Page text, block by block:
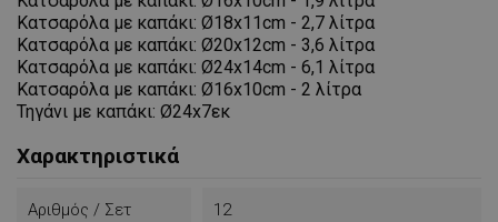
Κατσαρόλα με καπάκι: Ø18x11cm - 2,7 λίτρα
Κατσαρόλα με καπάκι: Ø20x12cm - 3,6 λίτρα
Κατσαρόλα με καπάκι: Ø24x14cm - 6,1 λίτρα
Κατσαρόλα με καπάκι: Ø16x10cm - 2 λίτρα
Τηγάνι με καπάκι: Ø24x7εκ
Χαρακτηριστικά
Αριθμός / Σετ 12